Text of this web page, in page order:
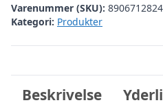
Varenummer (SKU):
Kategori: Produkter
Beskrivelse